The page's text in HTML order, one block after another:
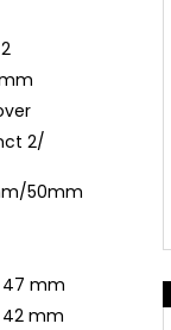
2/
50mm
47 mm
42 mm